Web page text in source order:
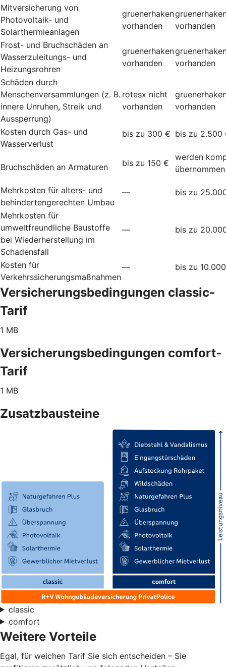
Mitversicherung von
Photovoltaik- und
Solarthermieanlagen
gruenerhaken
vorhanden
vorhanden
Frost- und Bruchschäden an
Wasserzuleitungs- und
Heizungsrohren
gruenerhaken
vorhanden
vorhanden
Schäden durch
Menschenversammlungen (z. B.
innere Unruhen, Streik und
Aussperrung)
rotesx nicht
vorhanden
vorhanden
Kosten durch Gas- und
Wasserverlust
bis zu 300 € bis zu 2.500
Bruchschäden an Armaturen bis zu 150 €
werden
übernommen
Mehrkosten für alters- und
behindertengerechten Umbau
— bis zu
Mehrkosten für
umweltfreundliche Baustoffe
bei Wiederherstellung im
Schadensfall
— bis zu
Kosten für
Verkehrssicherungsmaßnahmen
— bis zu
Versicherungsbedingungen classic-
Tarif
1 MB
Versicherungsbedingungen comfort-
Tarif
1 MB
Zusatzbausteine
classic
comfort
Weitere Vorteile
Egal, für welchen Tarif Sie sich entscheiden – Sie